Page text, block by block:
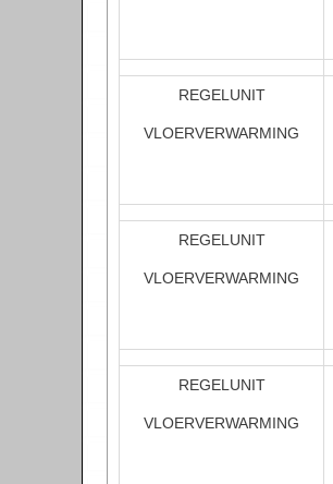
REGELUNIT
VLOERVERWARMING
REGELUNIT
VLOERVERWARMING
REGELUNIT
VLOERVERWARMING